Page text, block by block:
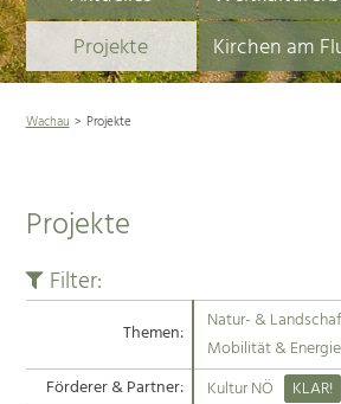
Projekte
Kirchen am
Wachau Projekte
Projekte
Filter:
Themen: Natur- &
Mobilität & Energie
Förderer & Partner:
Kultur NÖ KLAR!